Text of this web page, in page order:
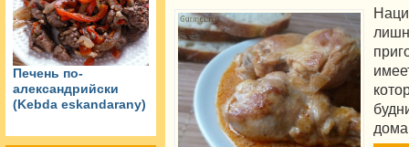
Печень по-
александрийски
(Kebda eskandarany)